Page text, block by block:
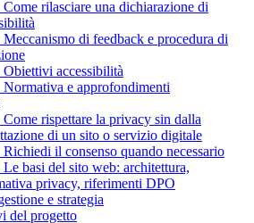
Come rilasciare una dichiarazione di
Meccanismo di feedback e procedura di
Obiettivi accessibilità
Normativa e approfondimenti
Come rispettare la privacy sin dalla
di un sito o servizio digitale
Richiedi il consenso quando necessario
Le basi del sito web: architettura,
privacy, riferimenti DPO
e strategia
del progetto